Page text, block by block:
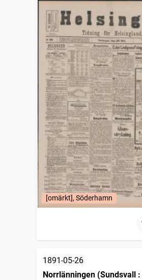
[omärkt], Söderhamn
1891-05-26
Norrlänningen (Sundsvall